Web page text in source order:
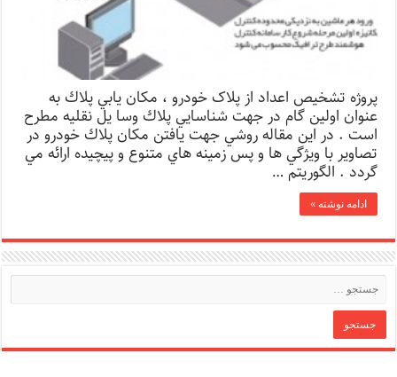
پروژه تشخیص اعداد از پلاک خودرو ، مکان يابي پلاك به
عنوان اولين گام در جهت شناسايي پلاك وسا يل نقليه مطرح
است . در اين مقاله روشي جهت يافتن مکان پلاك خودرو در
تصاوير با ويژگي ها و پس زمينه هاي متنوع و پيچيده ارائه مي
گردد . الگوريتم …
ادامه نوشته »